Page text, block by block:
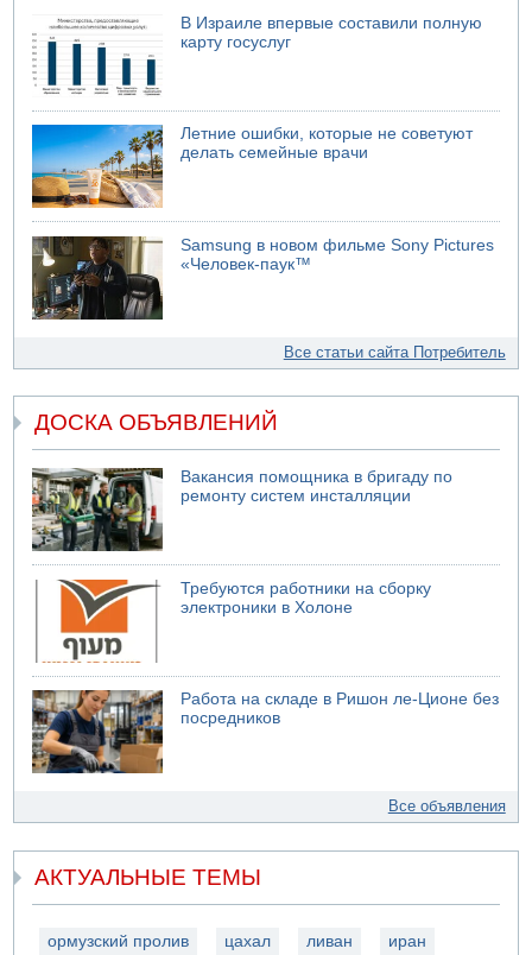
В Израиле впервые составили полную
карту госуслуг
Летние ошибки, которые не советуют
делать семейные врачи
Samsung в новом фильме Sony Pictures
«Человек-паук™
Все статьи сайта Потребитель
ДОСКА ОБЪЯВЛЕНИЙ
Вакансия помощника в бригаду по
ремонту систем инсталляции
Требуются работники на сборку
электроники в Холоне
Работа на складе в Ришон ле-Ционе без
посредников
Все объявления
АКТУАЛЬНЫЕ ТЕМЫ
ормузский пролив цахал ливан иран